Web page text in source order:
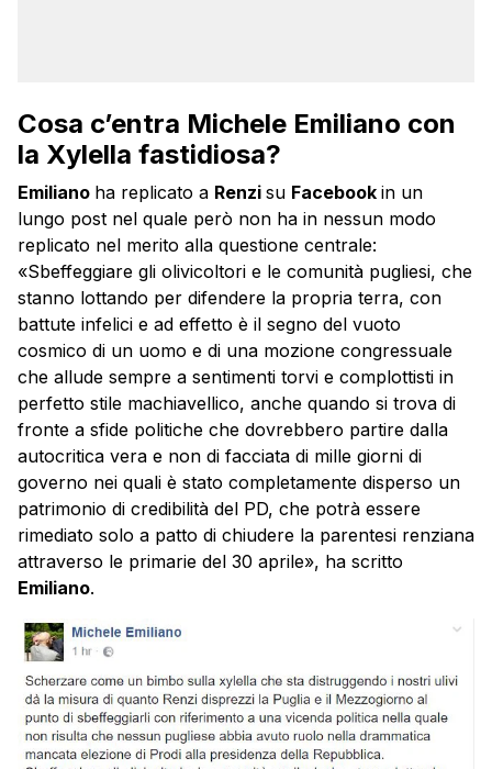
Cosa c’entra Michele Emiliano con
la Xylella fastidiosa?
Emiliano ha replicato a Renzi su Facebook in un
lungo post nel quale però non ha in nessun modo
replicato nel merito alla questione centrale:
«Sbeffeggiare gli olivicoltori e le comunità pugliesi, che
stanno lottando per difendere la propria terra, con
battute infelici e ad effetto è il segno del vuoto
cosmico di un uomo e di una mozione congressuale
che allude sempre a sentimenti torvi e complottisti in
perfetto stile machiavellico, anche quando si trova di
fronte a sfide politiche che dovrebbero partire dalla
autocritica vera e non di facciata di mille giorni di
governo nei quali è stato completamente disperso un
patrimonio di credibilità del PD, che potrà essere
rimediato solo a patto di chiudere la parentesi renziana
attraverso le primarie del 30 aprile», ha scritto
Emiliano.